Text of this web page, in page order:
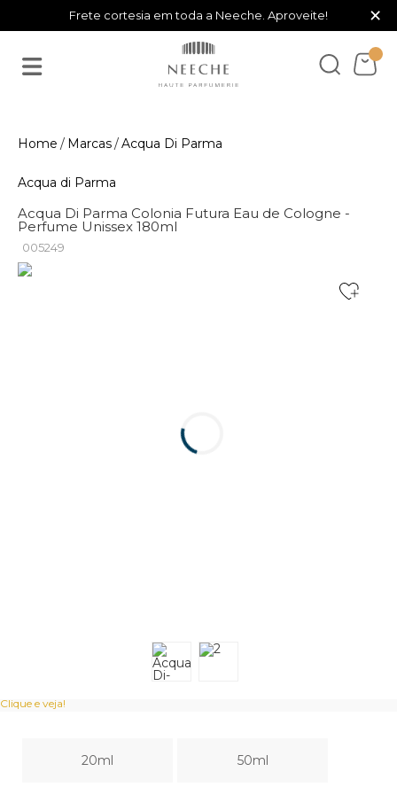
Frete cortesia em toda a Neeche. Aproveite! ×
Marcas Acqua Di Parma
Acqua di Parma
Acqua Di Parma Colonia Futura Eau de Cologne -
Perfume Unissex 180ml
005249
Clique e veja!
20ml 50ml